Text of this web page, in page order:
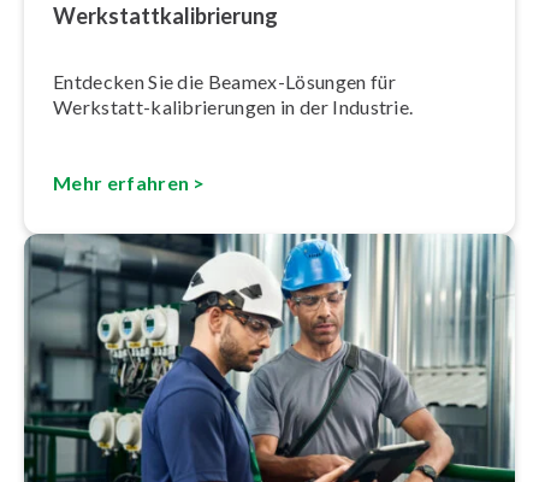
Werk­statt­ka­li­brie­rung
Entdecken Sie die Beamex-Lösungen für
Werkstatt-ka­li­brie­run­gen in der Industrie.
Mehr erfahren >